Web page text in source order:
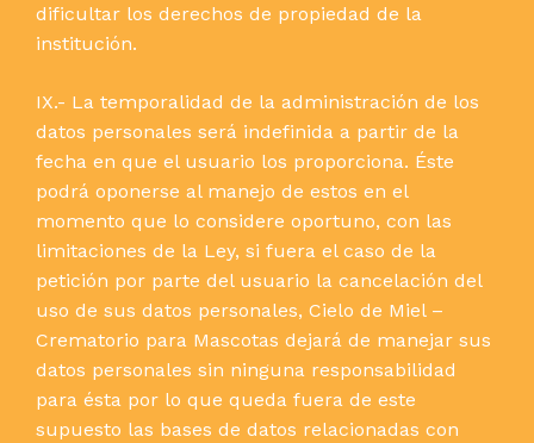
dificultar los derechos de propiedad de la
institución.
IX.- La temporalidad de la administración de los
datos personales será indefinida a partir de la
fecha en que el usuario los proporciona. Éste
podrá oponerse al manejo de estos en el
momento que lo considere oportuno, con las
limitaciones de la Ley, si fuera el caso de la
petición por parte del usuario la cancelación del
uso de sus datos personales, Cielo de Miel –
Crematorio para Mascotas dejará de manejar sus
datos personales sin ninguna responsabilidad
para ésta por lo que queda fuera de este
supuesto las bases de datos relacionadas con